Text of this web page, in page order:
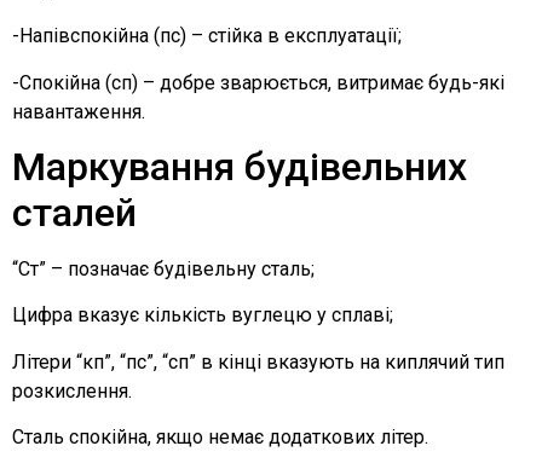
-Напівспокійна (пс) – стійка в експлуатації;
-Спокійна (сп) – добре зварюється, витримає будь-які
навантаження.
Маркування будівельних
сталей
“Ст” – позначає будівельну сталь;
Цифра вказує кількість вуглецю у сплаві;
Літери “кп”, “пс”, “сп” в кінці вказують на киплячий тип
розкислення.
Сталь спокійна, якщо немає додаткових літер.